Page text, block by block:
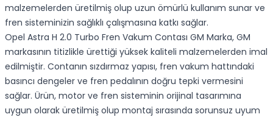
malzemelerden üretilmiş olup uzun ömürlü kullanım sunar ve
fren sisteminizin sağlıklı çalışmasına katkı sağlar.
Opel Astra H 2.0 Turbo Fren Vakum Contası GM Marka, GM
markasının titizlikle ürettiği yüksek kaliteli malzemelerden imal
edilmiştir. Contanın sızdırmaz yapısı, fren vakum hattındaki
basıncı dengeler ve fren pedalının doğru tepki vermesini
sağlar. Ürün, motor ve fren sisteminin orijinal tasarımına
uygun olarak üretilmiş olup montaj sırasında sorunsuz uyum